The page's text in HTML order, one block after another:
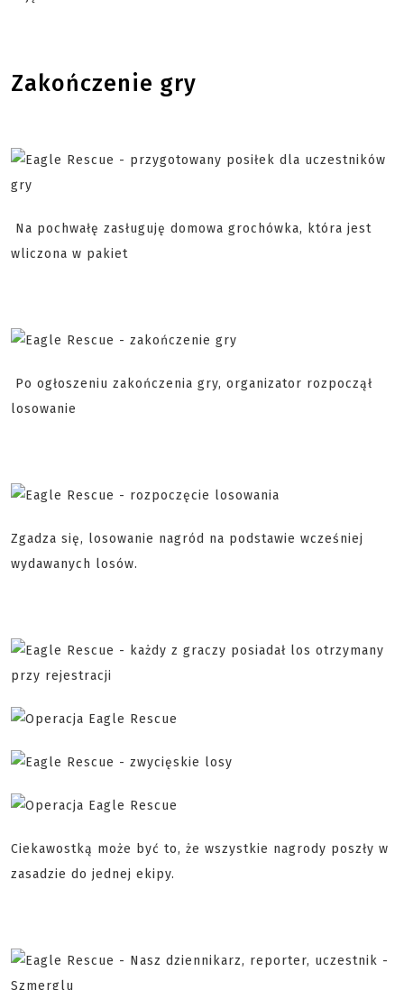
Zakończenie gry
Na pochwałę zasługuję domowa grochówka, która jest
wliczona w pakiet
Po ogłoszeniu zakończenia gry, organizator rozpoczął
losowanie
Zgadza się, losowanie nagród na podstawie wcześniej
wydawanych losów.
Ciekawostką może być to, że wszystkie nagrody poszły w
zasadzie do jednej ekipy.